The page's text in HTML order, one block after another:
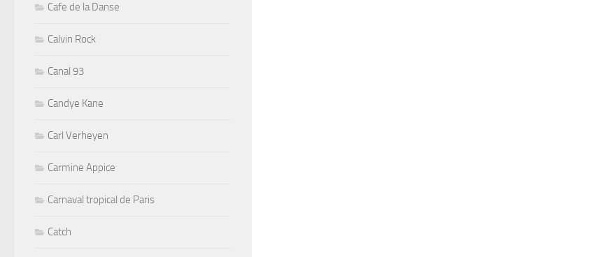
Cafe de la Danse
Calvin Rock
Canal 93
Candye Kane
Carl Verheyen
Carmine Appice
Carnaval tropical de Paris
Catch